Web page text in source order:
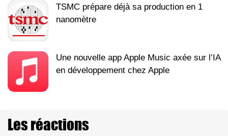
TSMC prépare déjà sa production en 1
nanomètre
Une nouvelle app Apple Music axée sur l’IA
en développement chez Apple
Les réactions